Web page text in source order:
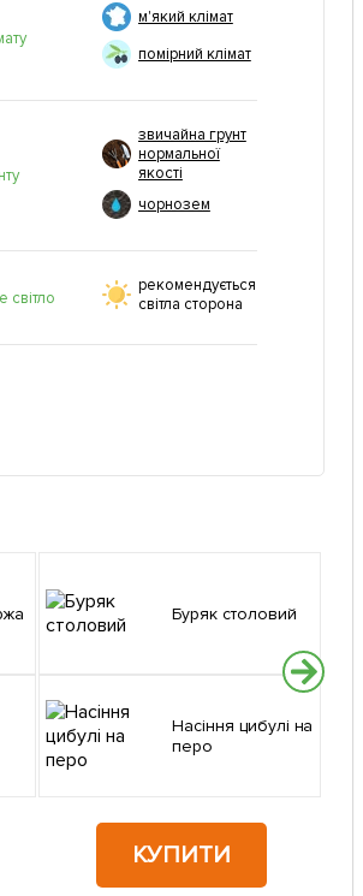
м'який клімат
помірний клімат
звичайна грунт
нормальної
якості
чорнозем
світло
рекомендується
світла сторона
Буряк столовий
Насіння цибулі на
перо
КУПИТИ